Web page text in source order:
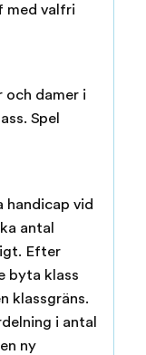
med valfri
och damer i
Spel
handicap vid
antal
Efter
byta klass
klassgräns.
i antal
ny